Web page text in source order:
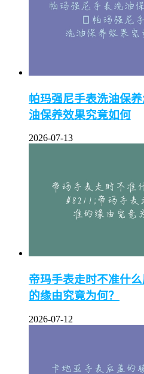
帕玛强尼手表洗油保
油保养效果究竟如何
2026-07-13
帝玛手表走时不准什
的缘由究竟为何？
2026-07-12